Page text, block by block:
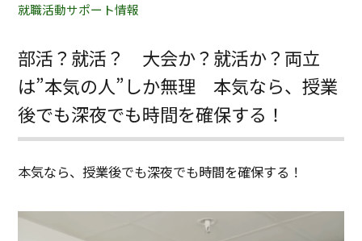
就職活動サポート情報
部活？就活？ 大会か？就活か？両立
は”本気の人”しか無理 本気なら、授業
後でも深夜でも時間を確保する！
本気なら、授業後でも深夜でも時間を確保する！